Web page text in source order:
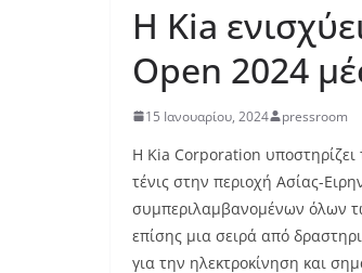
Η Kia
Open 2024
15 Ιανουαρίου, 2024 pressroom
Η Kia Corporation υποστηρίζει
τένις στην περιοχή Ασίας-
συμπεριλαμβανομένων όλων
επίσης μια σειρά από
για την ηλεκτροκίνηση και